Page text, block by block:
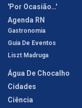
'Por Ocasião…'
Agenda RN
Gastronomia
Guia De Eventos
Liszt Madruga
Água De Chocalho
Cidades
Ciência